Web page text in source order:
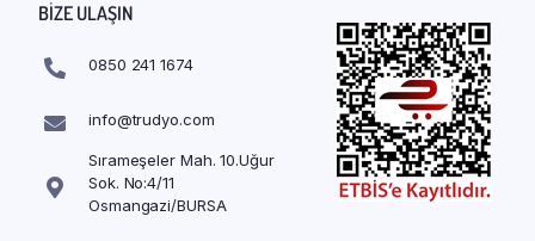
BIZE ULAŞIN
0850 241 1674
info@trudyo.com
Sırameşeler Mah. 10.Uğur
Sok. No:4/11
Osmangazi/BURSA